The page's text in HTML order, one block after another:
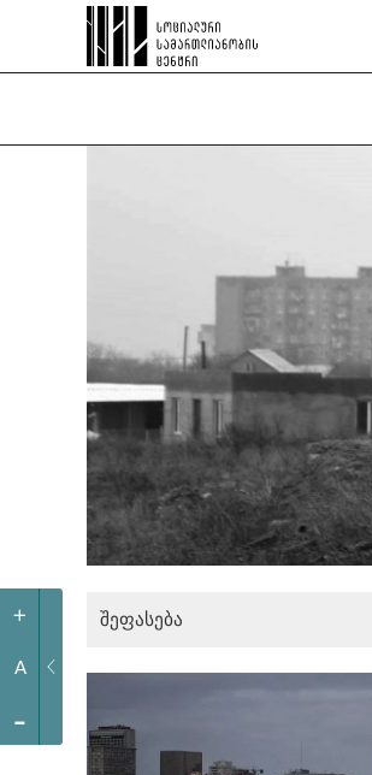
+
A
-
შეფასება